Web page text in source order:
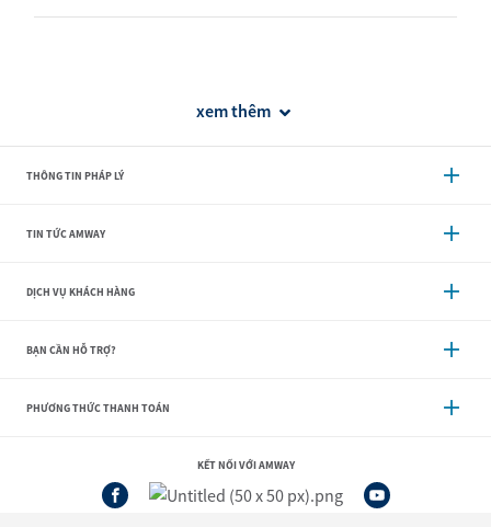
xem thêm
THÔNG TIN PHÁP LÝ
TIN TỨC AMWAY
DỊCH VỤ KHÁCH HÀNG
BẠN CẦN HỖ TRỢ?
PHƯƠNG THỨC THANH TOÁN
KẾT NỐI VỚI AMWAY